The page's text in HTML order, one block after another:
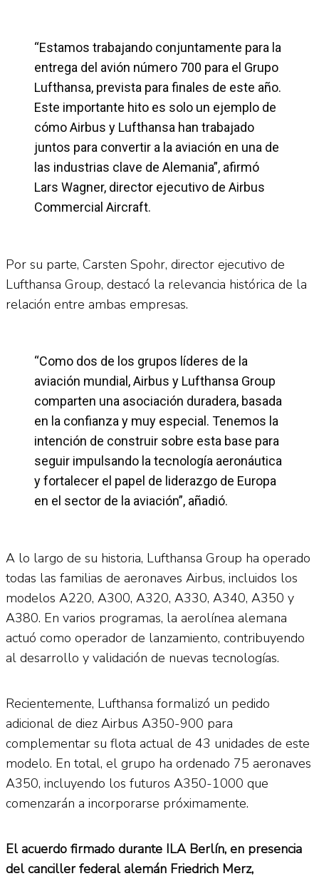
“Estamos trabajando conjuntamente para la
entrega del avión número 700 para el Grupo
Lufthansa, prevista para finales de este año.
Este importante hito es solo un ejemplo de
cómo Airbus y Lufthansa han trabajado
juntos para convertir a la aviación en una de
las industrias clave de Alemania”, afirmó
Lars Wagner, director ejecutivo de Airbus
Commercial Aircraft.
Por su parte, Carsten Spohr, director ejecutivo de
Lufthansa Group, destacó la relevancia histórica de la
relación entre ambas empresas.
“Como dos de los grupos líderes de la
aviación mundial, Airbus y Lufthansa Group
comparten una asociación duradera, basada
en la confianza y muy especial. Tenemos la
intención de construir sobre esta base para
seguir impulsando la tecnología aeronáutica
y fortalecer el papel de liderazgo de Europa
en el sector de la aviación”, añadió.
A lo largo de su historia, Lufthansa Group ha operado
todas las familias de aeronaves Airbus, incluidos los
modelos A220, A300, A320, A330, A340, A350 y
A380. En varios programas, la aerolínea alemana
actuó como operador de lanzamiento, contribuyendo
al desarrollo y validación de nuevas tecnologías.
Recientemente, Lufthansa formalizó un pedido
adicional de diez Airbus A350-900 para
complementar su flota actual de 43 unidades de este
modelo. En total, el grupo ha ordenado 75 aeronaves
A350, incluyendo los futuros A350-1000 que
comenzarán a incorporarse próximamente.
El acuerdo firmado durante ILA Berlín, en presencia
del canciller federal alemán Friedrich Merz,